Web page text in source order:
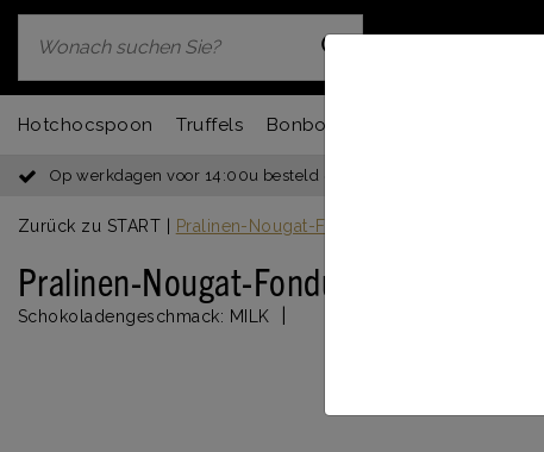
Op werkdagen voor 14:00u besteld = dezelfde dag verzonden
Hotchocspoon Truffels Bonbons
Zurück zu START Pralinen-Nougat-Fondue
Pralinen-Nougat-Fondue
Schokoladengeschmack: MILK